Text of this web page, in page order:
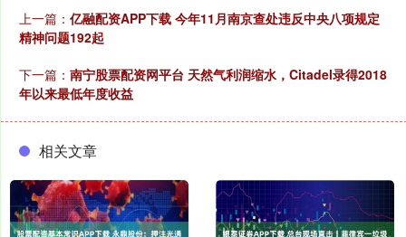
上一篇： 亿融配资APP下载 今年11月南京查处违反中央八项规定
精神问题192起
下一篇： 南宁股票配资网平台 天然气利润缩水，Citadel录得2018
年以来最低年度收益
相关文章